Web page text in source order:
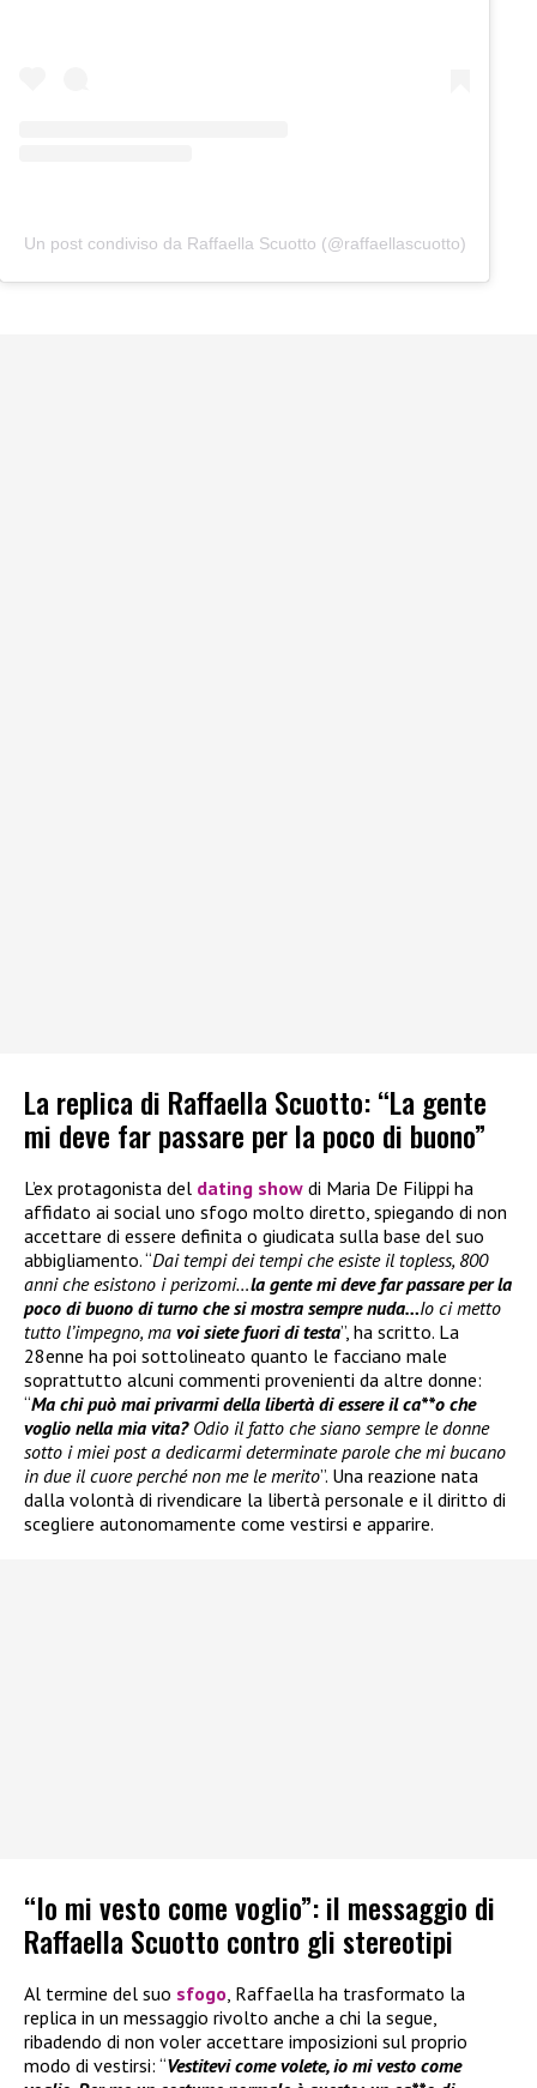
Un post condiviso da Raffaella Scuotto (@raffaellascuotto)
La replica di Raffaella Scuotto: “La gente
mi deve far passare per la poco di buono”
L’ex protagonista del dating show di Maria De Filippi ha
affidato ai social uno sfogo molto diretto, spiegando di non
accettare di essere definita o giudicata sulla base del suo
abbigliamento. “Dai tempi dei tempi che esiste il topless, 800
anni che esistono i perizomi…la gente mi deve far passare per la
poco di buono di turno che si mostra sempre nuda…Io ci metto
tutto l’impegno, ma voi siete fuori di testa”, ha scritto. La
28enne ha poi sottolineato quanto le facciano male
soprattutto alcuni commenti provenienti da altre donne:
“Ma chi può mai privarmi della libertà di essere il ca**o che
voglio nella mia vita? Odio il fatto che siano sempre le donne
sotto i miei post a dedicarmi determinate parole che mi bucano
in due il cuore perché non me le merito”. Una reazione nata
dalla volontà di rivendicare la libertà personale e il diritto di
scegliere autonomamente come vestirsi e apparire.
“Io mi vesto come voglio”: il messaggio di
Raffaella Scuotto contro gli stereotipi
Al termine del suo sfogo, Raffaella ha trasformato la
replica in un messaggio rivolto anche a chi la segue,
ribadendo di non voler accettare imposizioni sul proprio
modo di vestirsi: “Vestitevi come volete, io mi vesto come